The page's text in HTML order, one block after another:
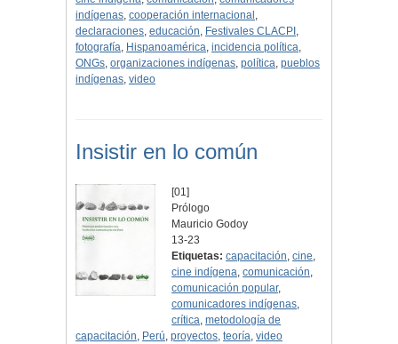
indígenas, cooperación internacional ,
declaraciones, educación, Festivales CLACPI ,
fotografía, Hispanoamérica, incidencia política,
ONGs, organizaciones indígenas, política, pueblos
indígenas, video
Insistir en lo común
[01]
Prólogo
Mauricio Godoy
13-23
Etiquetas: capacitación,cine,
cine indígena,comunicación,
comunicación popular,
comunicadores indígenas,
crítica,metodología de
capacitación, Perú, proyectos, teoría, video